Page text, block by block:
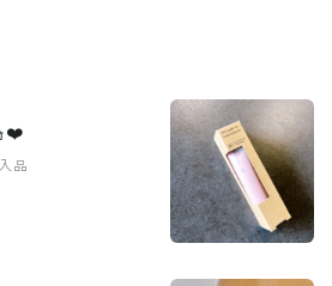
品